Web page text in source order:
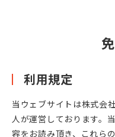
利用規定
当ウェブサイトは株式会
人が運営しております。
容をお読み頂き、これら